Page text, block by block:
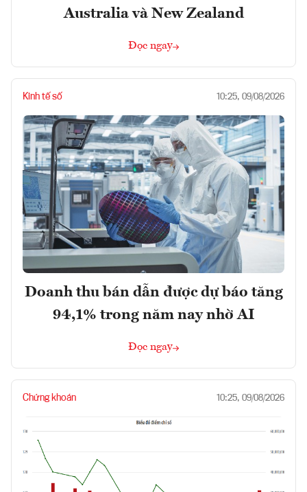
Australia và New Zealand
Đọc ngay
Kinh tế số 10:25, 09/08/2026
Doanh thu bán dẫn được dự báo tăng
94,1% trong năm nay nhờ AI
Đọc ngay
Chứng khoán 10:25, 09/08/2026